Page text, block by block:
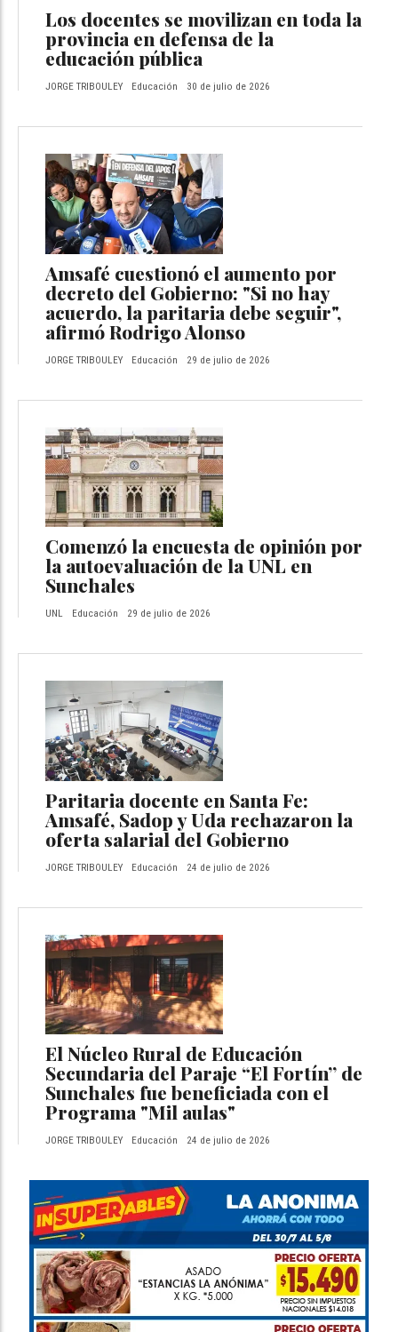
Los docentes se movilizan en toda la
provincia en defensa de la
educación pública
JORGE TRIBOULEY Educación 30 de julio de 2026
Amsafé cuestionó el aumento por
decreto del Gobierno: "Si no hay
acuerdo, la paritaria debe seguir",
afirmó Rodrigo Alonso
JORGE TRIBOULEY Educación 29 de julio de 2026
Comenzó la encuesta de opinión por
la autoevaluación de la UNL en
Sunchales
UNL Educación 29 de julio de 2026
Paritaria docente en Santa Fe:
Amsafé, Sadop y Uda rechazaron la
oferta salarial del Gobierno
JORGE TRIBOULEY Educación 24 de julio de 2026
El Núcleo Rural de Educación
Secundaria del Paraje “El Fortín” de
Sunchales fue beneficiada con el
Programa "Mil aulas"
JORGE TRIBOULEY Educación 24 de julio de 2026